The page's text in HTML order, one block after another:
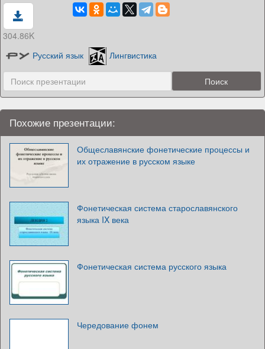
304.86K
Русский язык
Лингвистика
Похожие презентации:
Общеславянские фонетические процессы и
их отражение в русском языке
Фонетическая система старославянского
языка IX века
Фонетическая система русского языка
Чередование фонем